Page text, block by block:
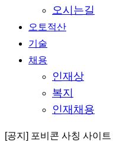
오시는길
오토적산
기술
채용
인재상
복지
인재채용
[공지] 포비콘 사칭 사이